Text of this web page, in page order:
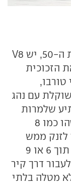
כן, יש גם מנוע. בחזית, כמו אז בשנות ה-50, יש V8
הזכוכית
טורבו,
היא שוקלת עם נהג
לא מפתיע שלמרות
הכוח, הזינוק ל-100 קמ"ש לוקח משהו כמו 8
לזנק ממש
מהר, זה לא ממש משנה אם זה יקרה תוך 6 או 9
דרך קיר
מטלה בלתי